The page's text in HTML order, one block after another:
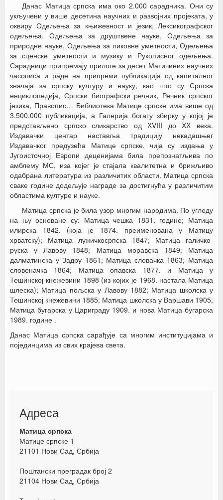
Данас Матица српска има око 2.000 сарадника. Они су
укључени у више десетина научних и развојних пројеката, у
оквиру Одељења за књижевност и језик, Лексикографског
одељења, Одељења за друштвене науке, Одељења за
природне науке, Одељења за ликовне уметности, Одељења
за сценске уметности и музику и Рукописног одељења.
Сарадници припремају прилоге за десет Матичиних научних
часописа и раде на припреми публикација од капиталног
значаја за српску културу и науку, као што су Српска
енциклопедија, Српски биографски речник, Речник српског
језика, Правопис… Библиотека Матице српске има више од
3.500.000 публикација, а Галерија богату збирку у којој је
представљено српско сликарство од XVIII до XX века.
Издавачки центар наставља традицију некадашњег
Издавачког предузећа Матице српске, чија су издања у
Југоисточној Европи деценијама била препознатљива по
амблему МС, иза којег је стајала квалитетна и брижљиво
одабрана литература из различитих области. Матица српска
сваке године додељује награде за достигнућа у различитим
областима културе и науке.
Матица српска је била узор многим народима. По угледу
на њу основане су: Матица чешка 1831. године; Матица
илирска 1842. (која је 1874. преименована у Матицу
хрватску); Матица лужичкосрпска 1847; Матица галичко-
руска у Лавову 1848; Матица моравска 1849; Матица
далматинска у Задру 1861; Матица словачка 1863; Матица
словеначка 1864; Матица опавска 1877. и Матица у
Тешинској кнежевини 1898 (из којих је 1968. настала Матица
шлеска); Матица пољска у Лавову 1882; Матица школска у
Тешинској кнежевини 1885; Матица школска у Варшави 1905;
Матица бугарска у Цариграду 1909. и нова Матица бугарска
1989. године .
Данас Матица српска сарађује са многим институцијама и
појединцима из свих крајева света.
Адреса
Матица српска
Матице српске 1
21101 Нови Сад, Србија
Поштански преградак број 2
21104 Нови Сад, Србија